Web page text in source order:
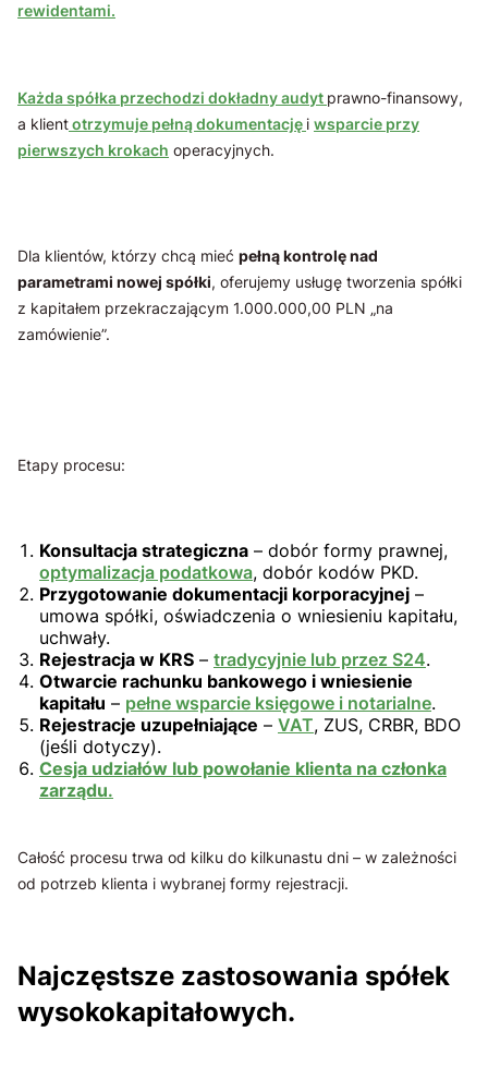
rewidentami.
Każda spółka przechodzi dokładny audyt prawno-finansowy,
a klientotrzymuje pełną dokumentację i wsparcie przy
pierwszych krokach operacyjnych.
Dla klientów, którzy chcą mieć pełną kontrolę nad
parametrami nowej spółki, oferujemy usługę tworzenia spółki
z kapitałem przekraczającym 1.000.000,00 PLN „na
zamówienie”.
Etapy procesu:
Konsultacja strategiczna – dobór formy prawnej,
optymalizacja podatkowa, dobór kodów PKD.
Przygotowanie dokumentacji korporacyjnej –
umowa spółki, oświadczenia o wniesieniu kapitału,
uchwały.
Rejestracja w KRS – tradycyjnie lub przez S24.
Otwarcie rachunku bankowego i wniesienie
kapitału – pełne wsparcie księgowe i notarialne.
Rejestracje uzupełniające – VAT, ZUS, CRBR, BDO
(jeśli dotyczy).
Cesja udziałów lub powołanie klienta na członka
zarządu.
Całość procesu trwa od kilku do kilkunastu dni – w zależności
od potrzeb klienta i wybranej formy rejestracji.
Najczęstsze zastosowania spółek
wysokokapitałowych.